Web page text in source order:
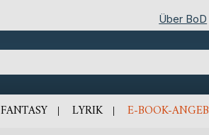
Über BoD
FANTASY LYRIK E-BOOK-